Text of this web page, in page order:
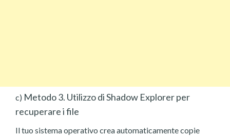
c) Metodo 3. Utilizzo di Shadow Explorer per
recuperare i file
Il tuo sistema operativo crea automaticamente copie